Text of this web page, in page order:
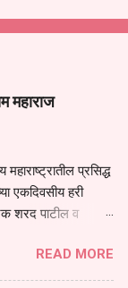
महाराज
प्रसिद्ध
एकदिवसीय हरी
शरद पाटील व
*तेणे विन जिवा सुख
या अभंगावर
READ MORE